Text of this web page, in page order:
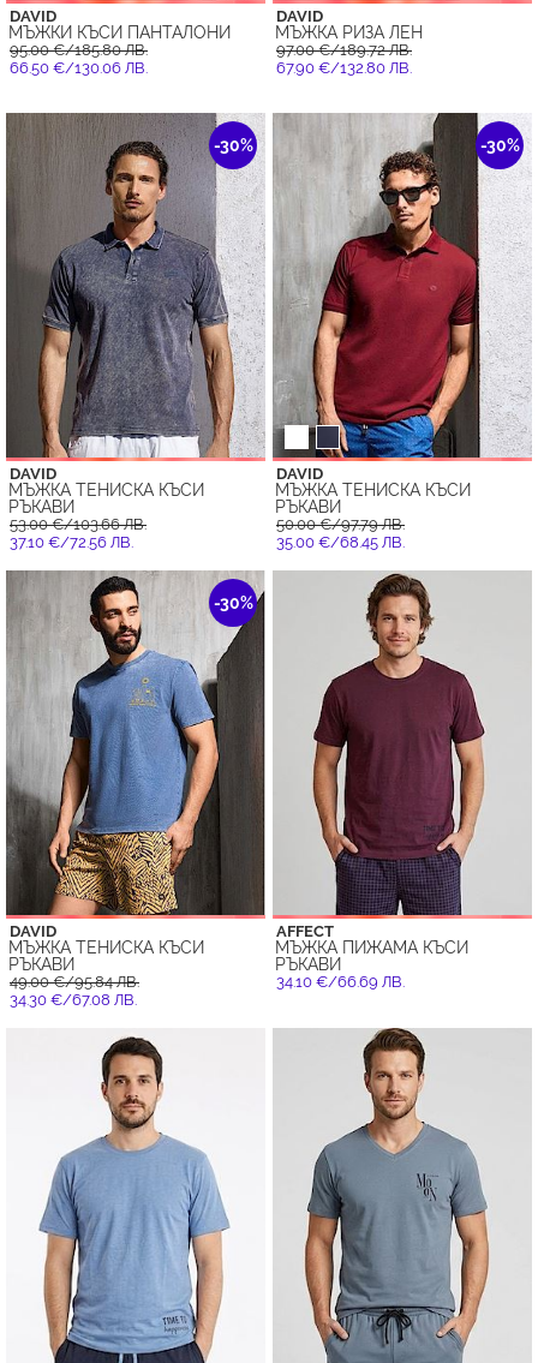
DAVID
МЪЖКИ КЪСИ ПАНТАЛОНИ
95.00 €/185.80 ЛВ.
66.50 €/130.06 ЛВ.
DAVID
МЪЖКА РИЗА ЛЕН
97.00 €/189.72 ЛВ.
67.90 €/132.80 ЛВ.
-30%
DAVID
МЪЖКА ТЕНИСКА КЪСИ
РЪКАВИ
53.00 €/103.66 ЛВ.
37.10 €/72.56 ЛВ.
-30%
DAVID
МЪЖКА ТЕНИСКА КЪСИ
РЪКАВИ
50.00 €/97.79 ЛВ.
35.00 €/68.45 ЛВ.
-30%
DAVID
МЪЖКА ТЕНИСКА КЪСИ
РЪКАВИ
49.00 €/95.84 ЛВ.
34.30 €/67.08 ЛВ.
AFFECT
МЪЖКА ПИЖАМА КЪСИ
РЪКАВИ
34.10 €/66.69 ЛВ.